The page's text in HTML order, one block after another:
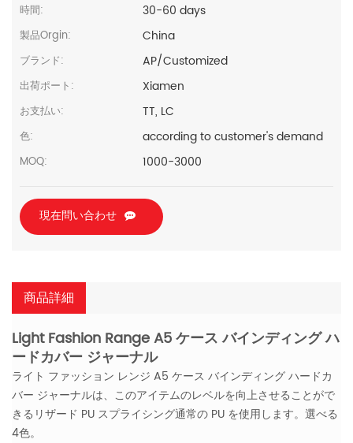
時間: 30-60 days
製品Orgin: China
ブランド: AP/Customized
出荷ポート: Xiamen
お支払い: TT, LC
色: according to customer's demand
MOQ: 1000-3000
現在問い合わせ
商品詳細
Light Fashion Range A5 ケース バインディング ハ
ードカバー ジャーナル
ライト ファッション レンジ A5 ケース バインディング ハードカ
バー ジャーナルは、このアイテムのレベルを向上させることがで
きるリザード PU スプライシング通常の PU を使用します。選べる
4色。